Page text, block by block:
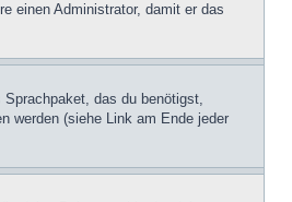
einen Administrator, damit er das
das du benötigst,
werden (siehe Link am Ende jeder